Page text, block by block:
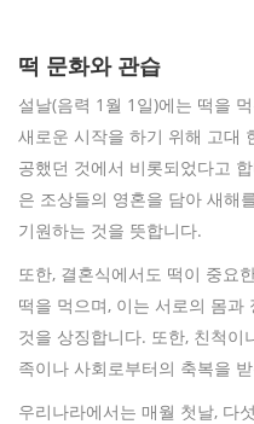
떡 문화와 관습
설날(음력 1월 1일)에는 떡을
새로운 시작을 하기 위해 고대
공했던 것에서 비롯되었다고
은 조상들의 영혼을 담아 새해
기원하는 것을 뜻합니다.
또한, 결혼식에서도 떡이 중요
떡을 먹으며, 이는 서로의 몸
것을 상징합니다. 또한, 친척
족이나 사회로부터의 축복을
우리나라에서는 매월 첫날, 다